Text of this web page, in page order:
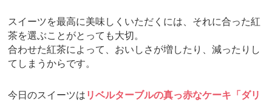
スイーツを最高に美味しくいただくには、それに合った紅
茶を選ぶことがとっても大切。
合わせた紅茶によって、おいしさが増したり、減ったりし
てしまうからです。
今日のスイーツは リベルターブルの真っ赤なケーキ「ダリ